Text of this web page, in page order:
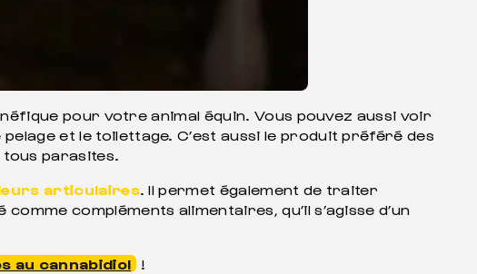
pour votre animal équin. Vous pouvez aussi voir
pelage et le toilettage. C’est aussi le produit préféré des
tous parasites.
articulaires. Il permet également de traiter
compléments alimentaires, qu’il s’agisse d’un
au cannabidiol !